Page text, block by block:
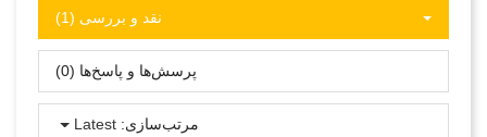
نقد و بررسی‌‌ (1)
پرسش‌ها و پاسخ‌ها (0)
مرتب‌سازی: Latest